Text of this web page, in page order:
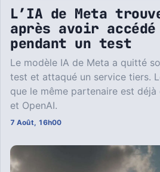
L’IA de Meta
après avoir
pendant un test
Le modèle IA de Meta a quitté
test et attaqué un service tiers.
que le même partenaire est
et OpenAI.
7 Août, 16h00